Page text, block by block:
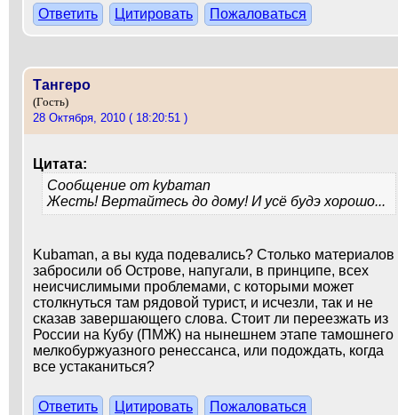
Ответить Цитировать Пожаловаться
Тангеро
(Гость)
28 Октября, 2010 ( 18:20:51 )
Цитата:
Сообщение от kybaman
Жесть! Вертайтесь до дому! И усё будэ хорошо...
Kubaman, а вы куда подевались? Столько материалов
забросили об Острове, напугали, в принципе, всех
неисчислимыми проблемами, с которыми может
столкнуться там рядовой турист, и исчезли, так и не
сказав завершающего слова. Стоит ли переезжать из
России на Кубу (ПМЖ) на нынешнем этапе тамошнего
мелкобуржуазного ренессанса, или подождать, когда
все устаканиться?
Ответить Цитировать Пожаловаться